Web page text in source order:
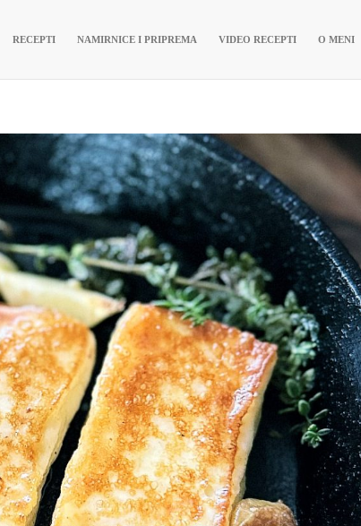
RECEPTI NAMIRNICE I PRIPREMA VIDEO RECEPTI O MENI